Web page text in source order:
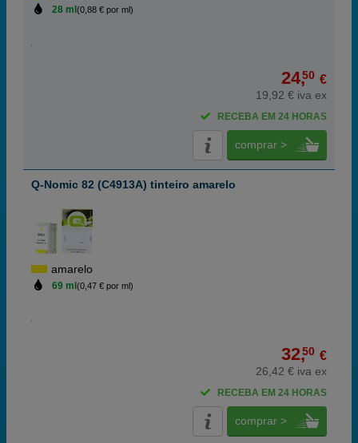
28 ml (0,88 € por ml)
24,50 €
19,92 € iva ex
RECEBA EM 24 HORAS
comprar >
Q-Nomic 82 (C4913A) tinteiro amarelo
amarelo
69 ml (0,47 € por ml)
32,50 €
26,42 € iva ex
RECEBA EM 24 HORAS
comprar >